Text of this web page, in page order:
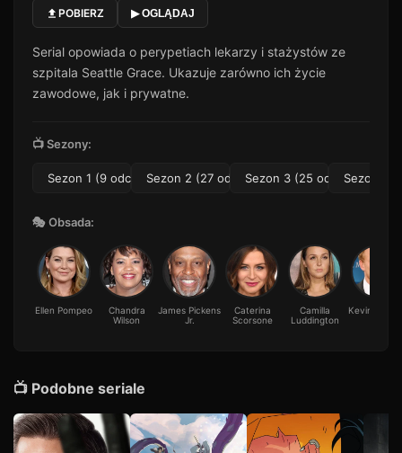
POBIERZ ▶ OGLĄDAJ
Serial opowiada o perypetiach lekarzy i stażystów ze
szpitala Seattle Grace. Ukazuje zarówno ich życie
zawodowe, jak i prywatne.
📺 Sezony:
Sezon 1 (9 odc.) Sezon 2 (27 odc.) Sezon 3 (25 odc.)Sezon 4
🎭 Obsada:
Ellen Pompeo
Chandra
Wilson
James Pickens
Jr.
Caterina
Scorsone
Camilla
Luddington
Kevin
📺 Podobne seriale